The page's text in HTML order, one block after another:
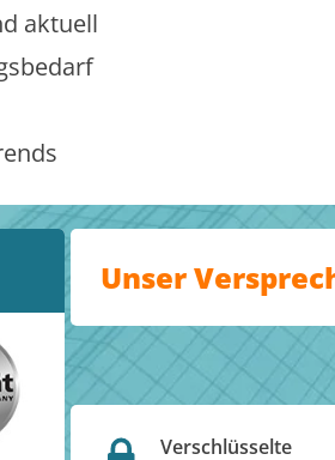
aktuell
Unser
Verschlüsselte